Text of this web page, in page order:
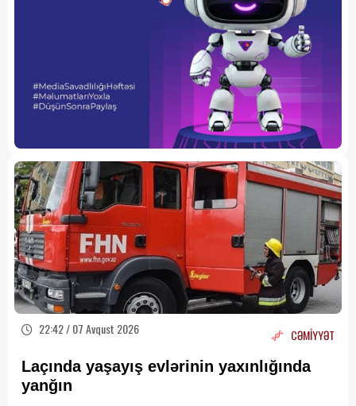
22:42 / 07 Avqust 2026 CƏMİYYƏT
Laçında yaşayış evlərinin yaxınlığında
yanğın